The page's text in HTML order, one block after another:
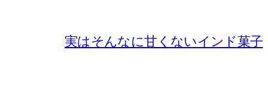
実はそんなに甘くないインド菓子